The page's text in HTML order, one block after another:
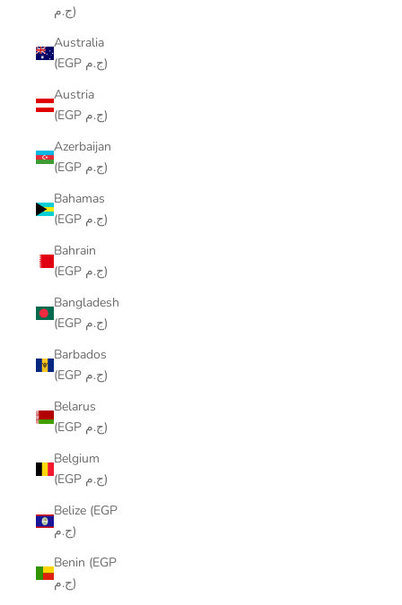
ج.م)
Australia
(EGP ج.م)
Austria
(EGP ج.م)
Azerbaijan
(EGP ج.م)
Bahamas
(EGP ج.م)
Bahrain
(EGP ج.م)
Bangladesh
(EGP ج.م)
Barbados
(EGP ج.م)
Belarus
(EGP ج.م)
Belgium
(EGP ج.م)
Belize (EGP
ج.م)
Benin (EGP
ج.م)